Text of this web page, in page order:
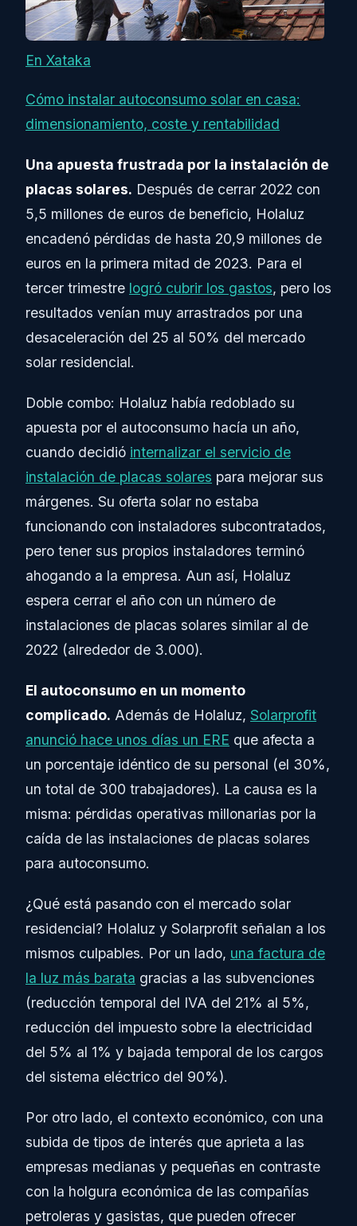
En Xataka
Cómo instalar autoconsumo solar en casa:
dimensionamiento, coste y rentabilidad
Una apuesta frustrada por la instalación de
placas solares. Después de cerrar 2022 con
5,5 millones de euros de beneficio, Holaluz
encadenó pérdidas de hasta 20,9 millones de
euros en la primera mitad de 2023. Para el
tercer trimestre logró cubrir los gastos, pero los
resultados venían muy arrastrados por una
desaceleración del 25 al 50% del mercado
solar residencial.
Doble combo: Holaluz había redoblado su
apuesta por el autoconsumo hacía un año,
cuando decidió internalizar el servicio de
instalación de placas solares para mejorar sus
márgenes. Su oferta solar no estaba
funcionando con instaladores subcontratados,
pero tener sus propios instaladores terminó
ahogando a la empresa. Aun así, Holaluz
espera cerrar el año con un número de
instalaciones de placas solares similar al de
2022 (alrededor de 3.000).
El autoconsumo en un momento
complicado. Además de Holaluz, Solarprofit
anunció hace unos días un ERE que afecta a
un porcentaje idéntico de su personal (el 30%,
un total de 300 trabajadores). La causa es la
misma: pérdidas operativas millonarias por la
caída de las instalaciones de placas solares
para autoconsumo.
¿Qué está pasando con el mercado solar
residencial? Holaluz y Solarprofit señalan a los
mismos culpables. Por un lado, una factura de
la luz más barata gracias a las subvenciones
(reducción temporal del IVA del 21% al 5%,
reducción del impuesto sobre la electricidad
del 5% al 1% y bajada temporal de los cargos
del sistema eléctrico del 90%).
Por otro lado, el contexto económico, con una
subida de tipos de interés que aprieta a las
empresas medianas y pequeñas en contraste
con la holgura económica de las compañías
petroleras y gasistas, que pueden ofrecer